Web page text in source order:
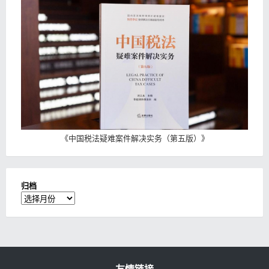
《中国税法疑难案件解决实务（第五版） 》
归档
归
档